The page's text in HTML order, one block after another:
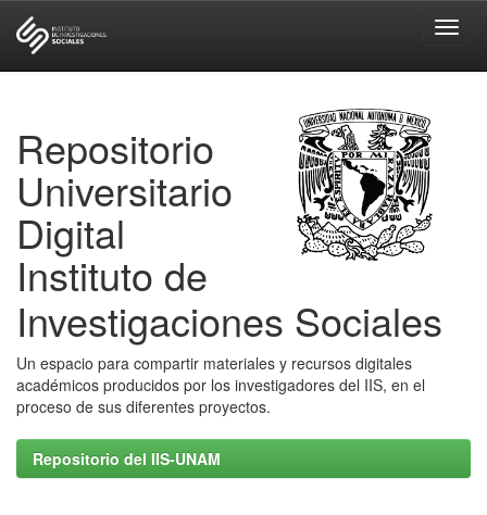
Repositorio
Universitario
Digital
Instituto de
Investigaciones Sociales
Un espacio para compartir materiales y recursos digitales
académicos producidos por los investigadores del IIS, en el
proceso de sus diferentes proyectos.
Repositorio del IIS-UNAM